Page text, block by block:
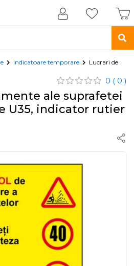
Indicatoare temporare Lucrari de
0 ( 0 )
ale suprafetei
U35, indicator rutier